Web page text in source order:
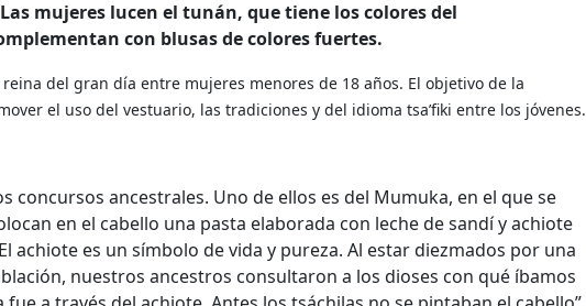
mujeres lucen el tunán, que tiene los colores del
con blusas de colores fuertes.
del gran día entre mujeres menores de 18 años. El objetivo de la
el uso del vestuario, las tradiciones y del idioma tsa’fiki entre los jóvenes.
concursos ancestrales. Uno de ellos es del Mumuka, en el que se
en el cabello una pasta elaborada con leche de sandí y achiote
achiote es un símbolo de vida y pureza. Al estar diezmados por una
nuestros ancestros consultaron a los dioses con qué íbamos